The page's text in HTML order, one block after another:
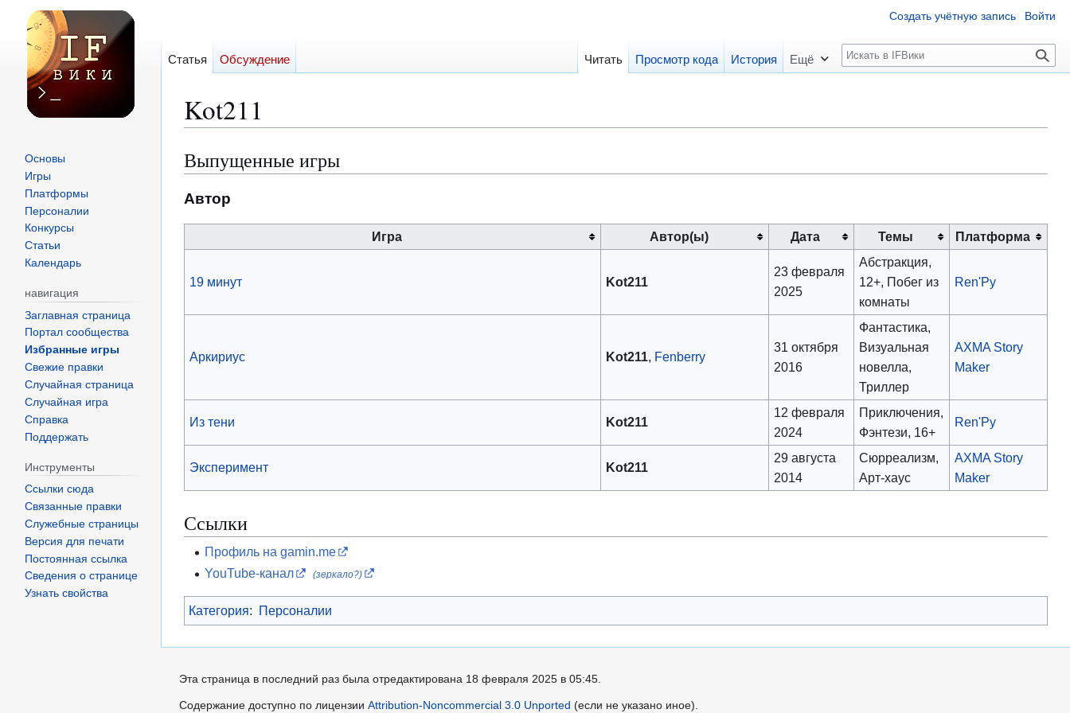
Kot211
Перейти
к
навигации
Перейти
к
поиску
Выпущенные игры
Автор
Игра Автор(ы) Дата Темы Платформа
19 минут Kot211
23 февраля
2025
Абстракция,
12+, Побег из
комнаты
Ren'Py
Аркириус Kot211, Fenberry
31 октября
2016
Фантастика,
Визуальная
новелла,
Триллер
AXMA Story
Maker
Из тени Kot211
12 февраля
2024
Приключения,
Фэнтези, 16+
Ren'Py
Эксперимент Kot211
29 августа
2014
Сюрреализм,
Арт-хаус
AXMA Story
Maker
Ссылки
Профиль на gamin.me
YouTube-канал
(зеркало?)
Категория: Персоналии
Создать учётную запись Войти
Статья Обсуждение Читать Просмотр кода История Ещё
П
о
к
Основы
Игры
Платформы
Персоналии
Конкурсы
Статьи
Календарь
навигация
Заглавная страница
Портал сообщества
Избранные игры
Свежие правки
Случайная страница
Случайная игра
Справка
Поддержать
Инструменты
Ссылки сюда
Связанные правки
Служебные страницы
Версия для печати
Постоянная ссылка
Сведения о странице
Узнать свойства
Эта страница в последний раз была отредактирована 18 февраля 2025 в 05:45.
Содержание доступно по лицензииAttribution-Noncommercial 3.0 Unported (если не указано иное).